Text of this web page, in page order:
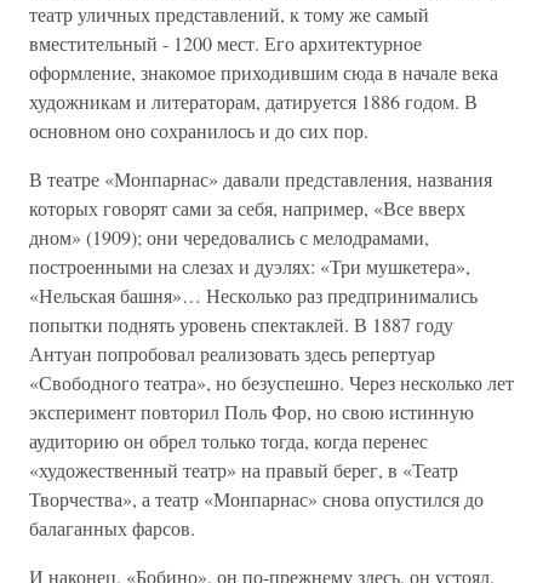
театр уличных представлений, к тому же самый
вместительный - 1200 мест. Его архитектурное
оформление, знакомое приходившим сюда в начале века
художникам и литераторам, датируется 1886 годом. В
основном оно сохранилось и до сих пор.
В театре «Монпарнас» давали представления, названия
которых говорят сами за себя, например, «Все вверх
дном» (1909); они чередовались с мелодрамами,
построенными на слезах и дуэлях: «Три мушкетера»,
«Нельская башня»… Несколько раз предпринимались
попытки поднять уровень спектаклей. В 1887 году
Антуан попробовал реализовать здесь репертуар
«Свободного театра», но безуспешно. Через несколько лет
эксперимент повторил Поль Фор, но свою истинную
аудиторию он обрел только тогда, когда перенес
«художественный театр» на правый берег, в «Театр
Творчества», а театр «Монпарнас» снова опустился до
балаганных фарсов.
И наконец, «Бобино», он по-прежнему здесь, он устоял,